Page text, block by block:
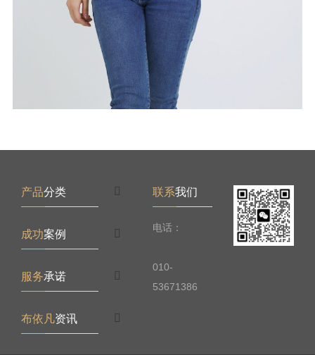
产品分类
成功案例
服务承诺
布依凡资讯
联系我们
电话：
010-
53671386